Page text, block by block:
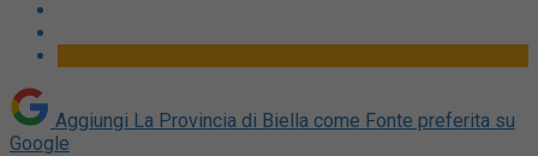
Aggiungi La Provincia di Biella come Fonte preferita su
Google